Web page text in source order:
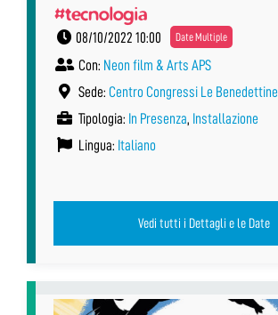
#tecnologia
08/10/2022 10:00 Date Multiple
Con: Neon film & Arts APS
Sede: Centro Congressi Le Benedettine
Tipologia: In Presenza, Installazione
Lingua: Italiano
Vedi tutti i Dettagli e le Date